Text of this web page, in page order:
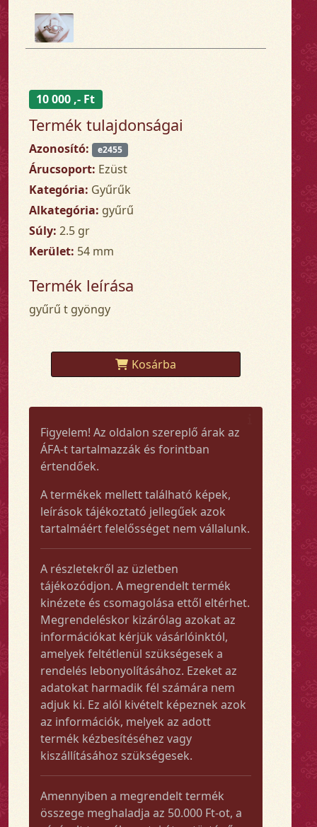
10 000 ,- Ft
Termék tulajdonságai
Azonosító: e2455
Árucsoport: Ezüst
Kategória: Gyűrűk
Alkategória: gyűrű
Súly: 2.5 gr
Kerület: 54 mm
Termék leírása
gyűrű t gyöngy
Kosárba
Figyelem! Az oldalon szereplő árak az
ÁFA-t tartalmazzák és forintban
értendőek.
A termékek mellett található képek,
leírások tájékoztató jellegűek azok
tartalmáért felelősséget nem vállalunk.
A részletekről az üzletben
tájékozódjon. A megrendelt termék
kinézete és csomagolása ettől eltérhet.
Megrendeléskor kizárólag azokat az
információkat kérjük vásárlóinktól,
amelyek feltétlenül szükségesek a
rendelés lebonyolításához. Ezeket az
adatokat harmadik fél számára nem
adjuk ki. Ez alól kivételt képeznek azok
az információk, melyek az adott
termék kézbesítéséhez vagy
kiszállításához szükségesek.
Amennyiben a megrendelt termék
összege meghaladja az 50.000 Ft-ot, a